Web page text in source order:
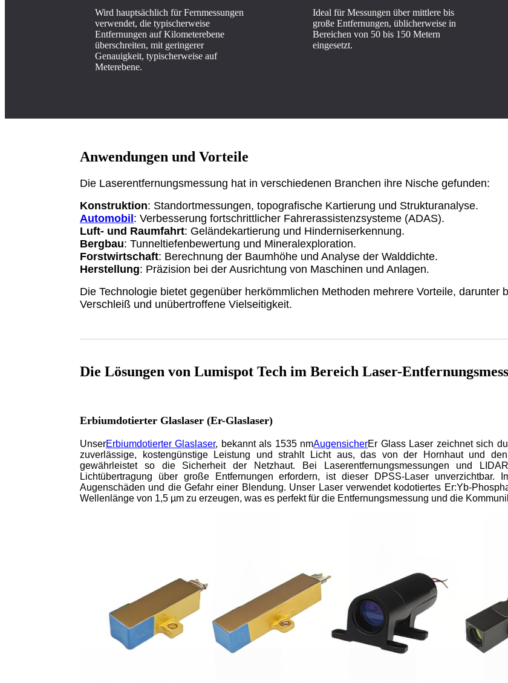
Wird hauptsächlich für Fernmessungen
verwendet, die typischerweise
Entfernungen auf Kilometerebene
überschreiten, mit geringerer
Genauigkeit, typischerweise auf
Meterebene.
Ideal für Messungen über mittlere bis
große Entfernungen, üblicherweise in
Bereichen von 50 bis 150 Metern
eingesetzt.
Anwendungen und Vorteile
Die Laserentfernungsmessung hat in verschiedenen Branchen ihre Nische gefunden:
Konstruktion: Standortmessungen, topografische Kartierung und Strukturanalyse.
Automobil: Verbesserung fortschrittlicher Fahrerassistenzsysteme (ADAS).
Luft- und Raumfahrt: Geländekartierung und Hinderniserkennung.
Bergbau: Tunneltiefenbewertung und Mineralexploration.
Forstwirtschaft: Berechnung der Baumhöhe und Analyse der Walddichte.
Herstellung: Präzision bei der Ausrichtung von Maschinen und Anlagen.
Die Technologie bietet gegenüber herkömmlichen Methoden mehrere Vorteile, darunter
Verschleiß und unübertroffene Vielseitigkeit.
Die Lösungen von Lumispot Tech im Bereich Laser-
Erbiumdotierter Glaslaser (Er-Glaslaser)
UnserErbiumdotierter Glaslaser, bekannt als 1535 nmAugensicherEr Glass Laser zeichnet sich
zuverlässige, kostengünstige Leistung und strahlt Licht aus, das von der Hornhaut und
gewährleistet so die Sicherheit der Netzhaut. Bei Laserentfernungsmessungen und
Lichtübertragung über große Entfernungen erfordern, ist dieser DPSS-Laser unverzichtbar.
Augenschäden und die Gefahr einer Blendung. Unser Laser verwendet kodotiertes Er:Yb-
Wellenlänge von 1,5 µm zu erzeugen, was es perfekt für die Entfernungsmessung und die